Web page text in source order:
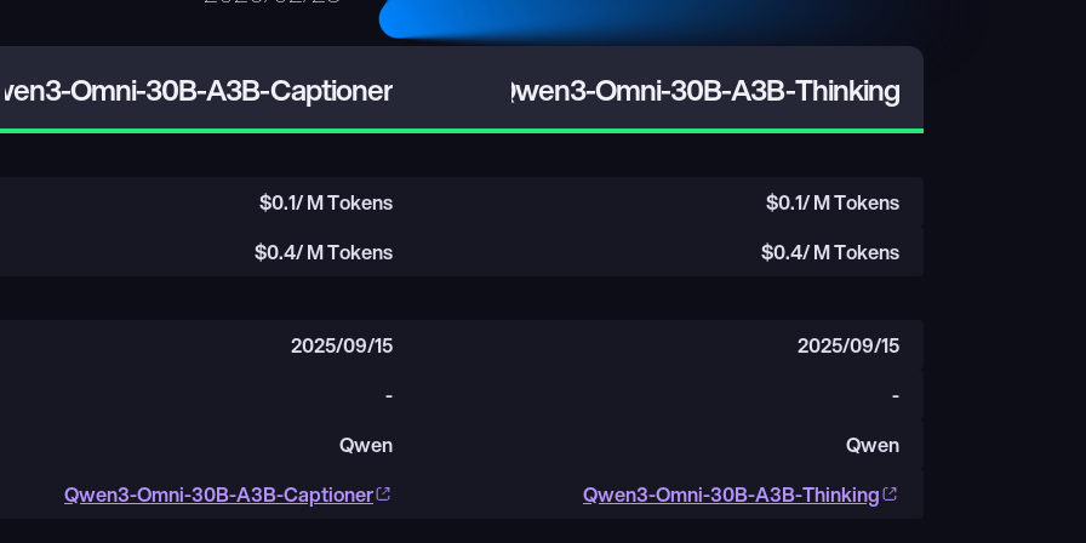
Omni-30B-A3B-Captioner Qwen3-Omni-30B-A3B-Thinking
$0.1/ M Tokens $0.1/ M Tokens
$0.4/ M Tokens $0.4/ M Tokens
2025/09/15
2025/09/15
-
-
Qwen
Qwen
Qwen3-Omni-30B-A3B-Captioner
Qwen3-Omni-30B-A3B-Thinking